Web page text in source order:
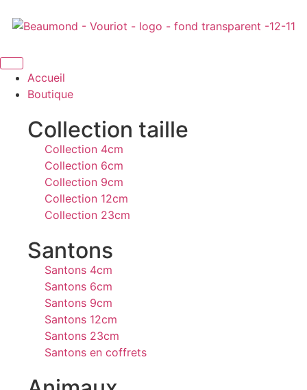
Accueil
Boutique
Collection taille
Collection 4cm
Collection 6cm
Collection 9cm
Collection 12cm
Collection 23cm
Santons
Santons 4cm
Santons 6cm
Santons 9cm
Santons 12cm
Santons 23cm
Santons en coffrets